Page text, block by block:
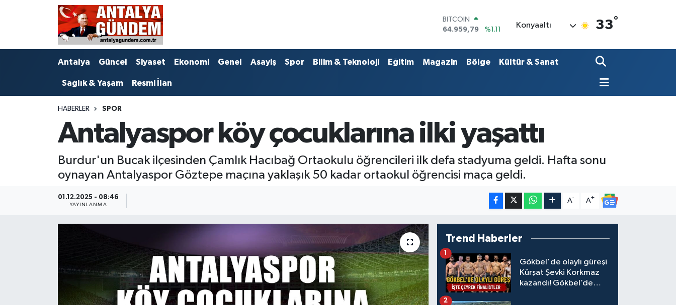
64.959,79
DOLAR
EURO
55,2510
%0.32
13.779
Konyaaltı 33°
Antalya Güncel Siyaset Ekonomi Genel Asayiş Spor Bilim & Teknoloji Eğitim Magazin Bölge Kültür & Sanat
Sağlık & Yaşam Resmi İlan
HABERLER SPOR
Antalyaspor köy çocuklarına ilki yaşattı
Burdur'un Bucak ilçesinden Çamlık Hacıbağ Ortaokulu öğrencileri ilk defa stadyuma geldi. Hafta sonu
oynayan Antalyaspor Göztepe maçına yaklaşık 50 kadar ortaokul öğrencisi maça geldi.
01.12.2025 - 08:46
YAYINLANMA
A- A+
Trend Haberler
Gökbel'de olaylı güreşi
Kürşat Şevki Korkmaz
kazandı! Gökbel’de
1
2
Antalya
Bilim & Teknoloji
EĞİTİM
Ekonomi
Kültür & Sanat
Antalya Nöbetçi Eczaneler
Antalya Hava Durumu
Antalya Namaz Vakitleri
Süper Lig Puan Durumu ve Fikstür
Tüm Manşetler